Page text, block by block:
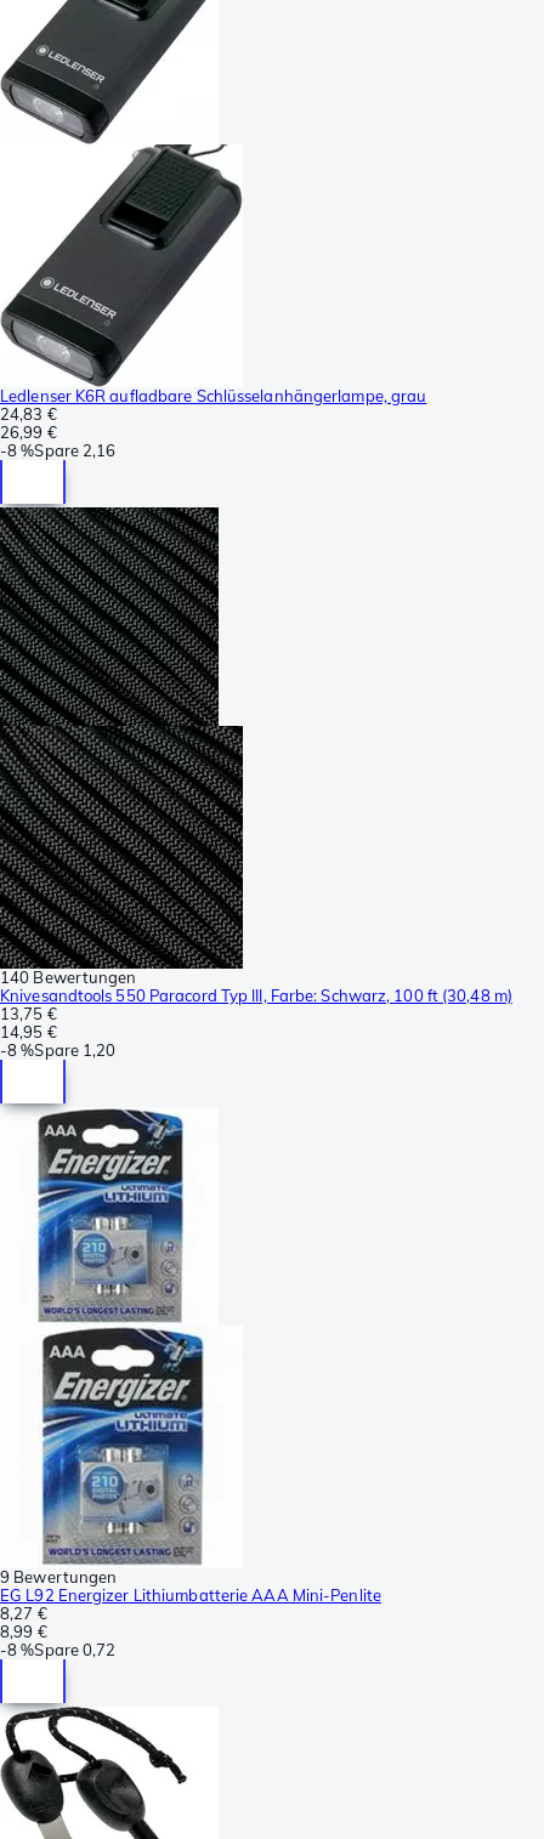
Ledlenser K6R aufladbare Schlüsselanhängerlampe, grau
24,83 €
26,99 €
-8 %Spare 2,16
140 Bewertungen
Knivesandtools 550 Paracord Typ III, Farbe: Schwarz, 100 ft (30,48 m)
13,75 €
14,95 €
-8 %Spare 1,20
9 Bewertungen
EG L92 Energizer Lithiumbatterie AAA Mini-Penlite
8,27 €
8,99 €
-8 %Spare0,72